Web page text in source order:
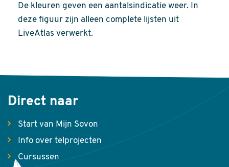
De kleuren geven een aantalsindicatie weer. In
deze figuur zijn alleen complete lijsten uit
LiveAtlas verwerkt.
Direct naar
Start van Mijn Sovon
Info over telprojecten
Cursussen